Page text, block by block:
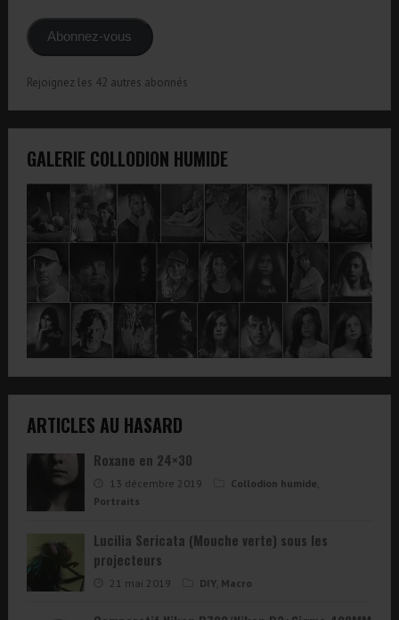
mail
Abonnez-vous
Rejoignez les 42 autres abonnés
GALERIE COLLODION HUMIDE
ARTICLES AU HASARD
Roxane en 24×30
13 décembre 2019 Collodion humide
Portraits
Lucilia Sericata (Mouche verte) sous les
projecteurs
21 mai 2019 DIY, Macro